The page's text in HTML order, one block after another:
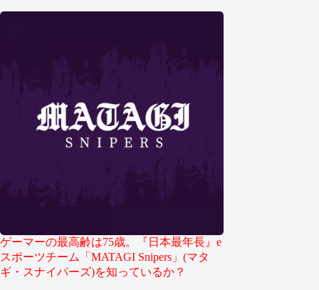
ゲーマーの最高齢は75歳。『日本最年長』e
スポーツチーム「MATAGI Snipers」(マタ
ギ・スナイパーズ)を知っているか？